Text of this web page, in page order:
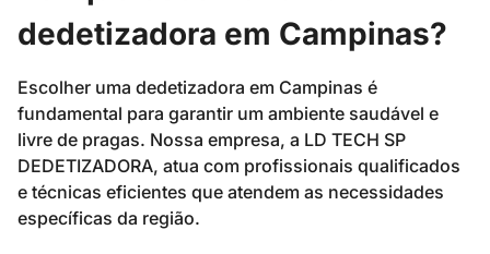
dedetizadora em Campinas?
Escolher uma dedetizadora em Campinas é
fundamental para garantir um ambiente saudável e
livre de pragas. Nossa empresa, a LD TECH SP
DEDETIZADORA, atua com profissionais qualificados
e técnicas eficientes que atendem as necessidades
específicas da região.